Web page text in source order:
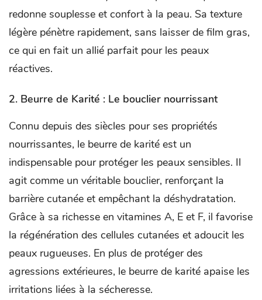
redonne souplesse et confort à la peau. Sa texture
légère pénètre rapidement, sans laisser de film gras,
ce qui en fait un allié parfait pour les peaux
réactives.
2. Beurre de Karité : Le bouclier nourrissant
Connu depuis des siècles pour ses propriétés
nourrissantes, le beurre de karité est un
indispensable pour protéger les peaux sensibles. Il
agit comme un véritable bouclier, renforçant la
barrière cutanée et empêchant la déshydratation.
Grâce à sa richesse en vitamines A, E et F, il favorise
la régénération des cellules cutanées et adoucit les
peaux rugueuses. En plus de protéger des
agressions extérieures, le beurre de karité apaise les
irritations liées à la sécheresse.